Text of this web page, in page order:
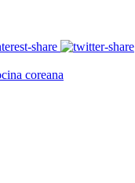
coreana